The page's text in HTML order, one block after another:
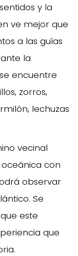
y la
ve mejor que
a las guías
la
encuentre
zorros,
lechuzas
vecinal
con
observar
Se
este
que